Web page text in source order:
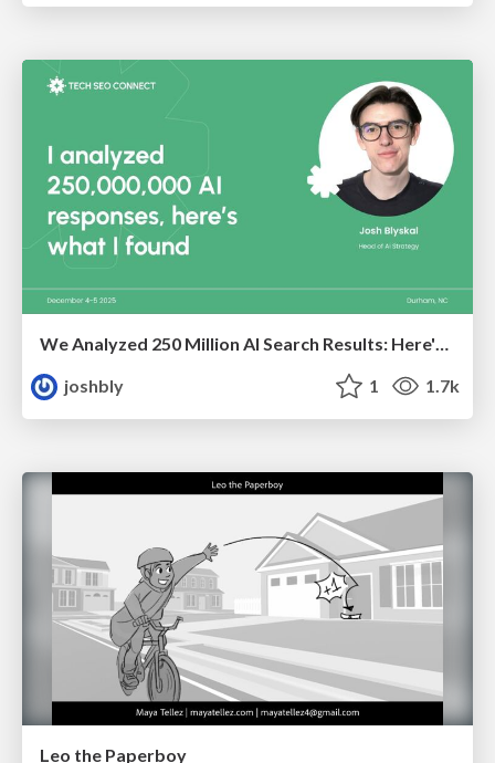
joshbly
1 1.7k
Leo the Paperboy